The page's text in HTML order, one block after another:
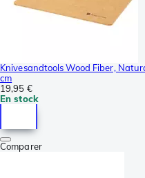
Knivesandtools Wood Fiber,
cm
19,95 €
En stock
Comparer